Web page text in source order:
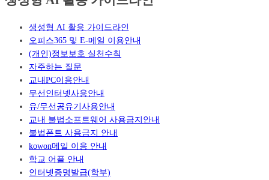
생성형 AI 활용 가이드라인
오피스365 및 E-메일 이용안내
(개인)정보보호 실천수칙
자주하는 질문
교내PC이용안내
무선인터넷사용안내
유/무선공유기사용안내
교내 불법소프트웨어 사용금지안내
불법폰트 사용금지 안내
kowon메일 이용 안내
학교 어플 안내
인터넷증명발급(학부)